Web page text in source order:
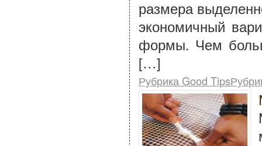
размера
экономичный
формы. Чем
[…]
Рубрика Good